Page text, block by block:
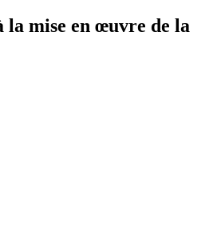
la mise en œuvre de la